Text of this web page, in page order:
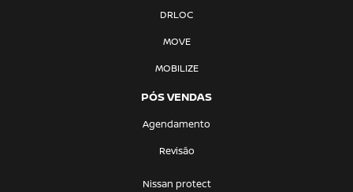
DRLOC
MOVE
MOBILIZE
PÓS VENDAS
Agendamento
Revisão
Nissan protect